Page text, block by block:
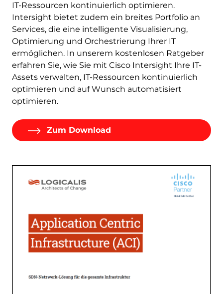
IT-Ressourcen kontinuierlich optimieren.
Intersight bietet zudem ein breites Portfolio an
Services, die eine intelligente Visualisierung,
Optimierung und Orchestrierung Ihrer IT
ermöglichen. In unserem kostenlosen Ratgeber
erfahren Sie, wie Sie mit Cisco Intersight Ihre IT-
Assets verwalten, IT-Ressourcen kontinuierlich
optimieren und auf Wunsch automatisiert
optimieren.
Zum Download